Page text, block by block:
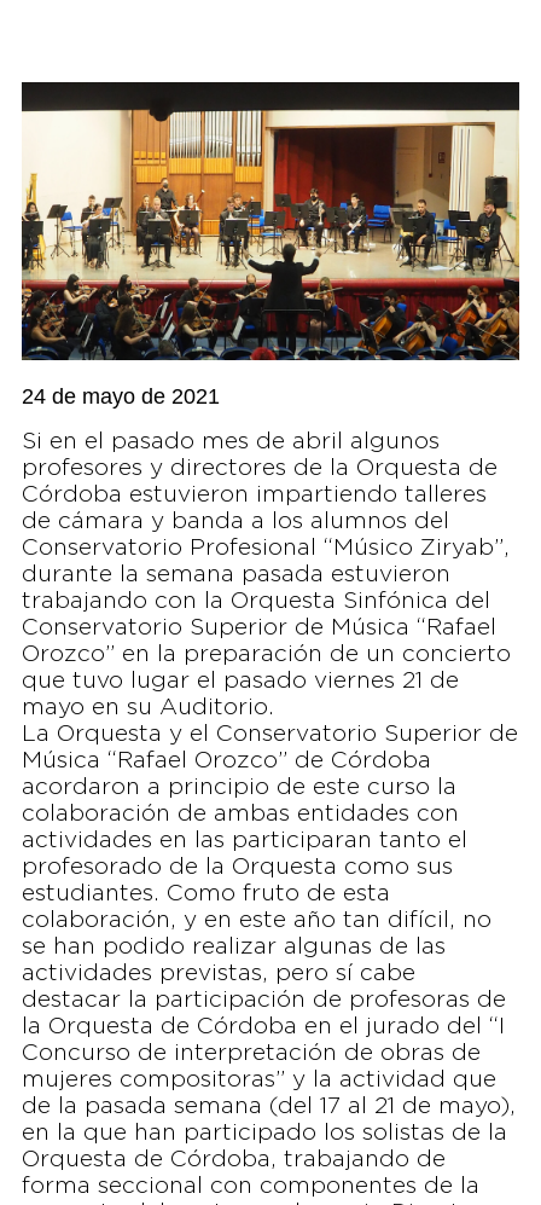
24 de mayo de 2021
Si en el pasado mes de abril algunos
profesores y directores de la Orquesta de
Córdoba estuvieron impartiendo talleres
de cámara y banda a los alumnos del
Conservatorio Profesional “Músico Ziryab”,
durante la semana pasada estuvieron
trabajando con la Orquesta Sinfónica del
Conservatorio Superior de Música “Rafael
Orozco” en la preparación de un concierto
que tuvo lugar el pasado viernes 21 de
mayo en su Auditorio.
La Orquesta y el Conservatorio Superior de
Música “Rafael Orozco” de Córdoba
acordaron a principio de este curso la
colaboración de ambas entidades con
actividades en las participaran tanto el
profesorado de la Orquesta como sus
estudiantes. Como fruto de esta
colaboración, y en este año tan difícil, no
se han podido realizar algunas de las
actividades previstas, pero sí cabe
destacar la participación de profesoras de
la Orquesta de Córdoba en el jurado del “I
Concurso de interpretación de obras de
mujeres compositoras” y la actividad que
de la pasada semana (del 17 al 21 de mayo),
en la que han participado los solistas de la
Orquesta de Córdoba, trabajando de
forma seccional con componentes de la